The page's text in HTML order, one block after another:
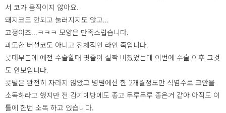
서 코가 움직이지 않아요.
돼지코도 안되고 눌러지지도 않고...
고정이죠...ㅋㅋㅋ 모양은 만족스럽습니다.
과도한 버선코도 아니고 전체적인 라인 죽입니다.
콧대부분에 예전 수술할때 핏줄이 살짝 비쳤었는데 이번에 수술 이후 그것
도 안보입니다.
콧털은 완전히 자라지 않았고 병원에선 한 2개월정도만 식염수로 코안을
소독하라고 했지만 전 감기예방에도 좋고 두루두루 좋은거 같아 아직도 이
틀에 한번 소독 하고 있습니다.